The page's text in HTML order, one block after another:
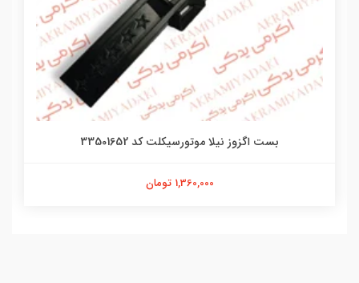
بست اگزوز نیلا موتورسیکلت کد 33501652
1,360,000 تومان